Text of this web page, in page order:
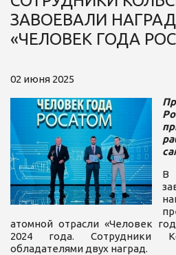
ЗАВОЕВАЛИ
«ЧЕЛОВЕК ГОДА
02 июня 2025
В
атомной отрасли «Человек
2024 года. Сотрудники
обладателями двух наград.